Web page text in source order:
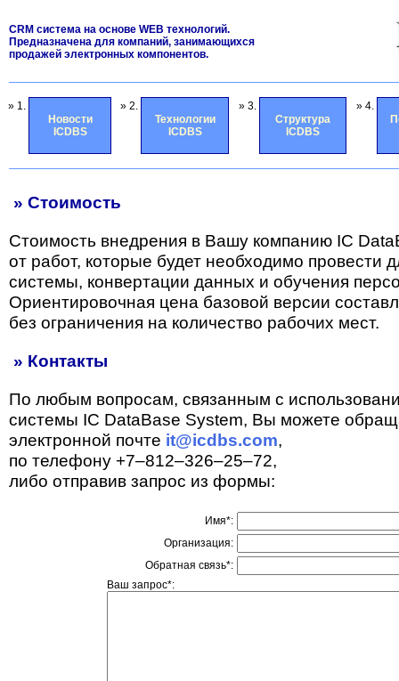
CRM система на основе WEB технологий.
Предназначена для компаний, занимающихся
продажей электронных компонентов.
» 1.
Новости
ICDBS
» 2.
Технологии
ICDBS
» 3.
Структура
ICDBS
» 4.
» Стоимость
Стоимость внедрения в Вашу компанию IC
от работ, которые будет необходимо провести
системы, конвертации данных и обучения
Ориентировочная цена базовой версии
без ограничения на количество рабочих мест.
» Контакты
По любым вопросам, связанным с
системы IC DataBase System, Вы можете
электронной почте it@icdbs.com,
по телефону +7–812–326–25–72,
либо отправив запрос из формы:
Имя*:
Организация:
Обратная связь*:
Ваш запрос*: